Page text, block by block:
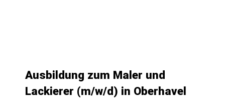
Ausbildung zum Maler und
Lackierer (m/w/d) in Oberhavel